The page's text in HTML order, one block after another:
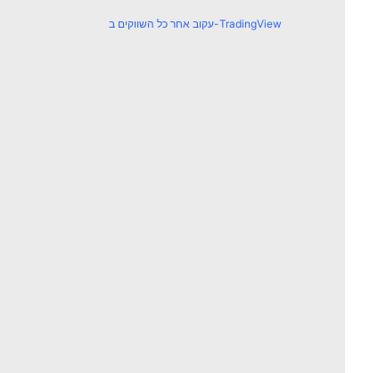
עקוב אחר כל השווקים ב-TradingView